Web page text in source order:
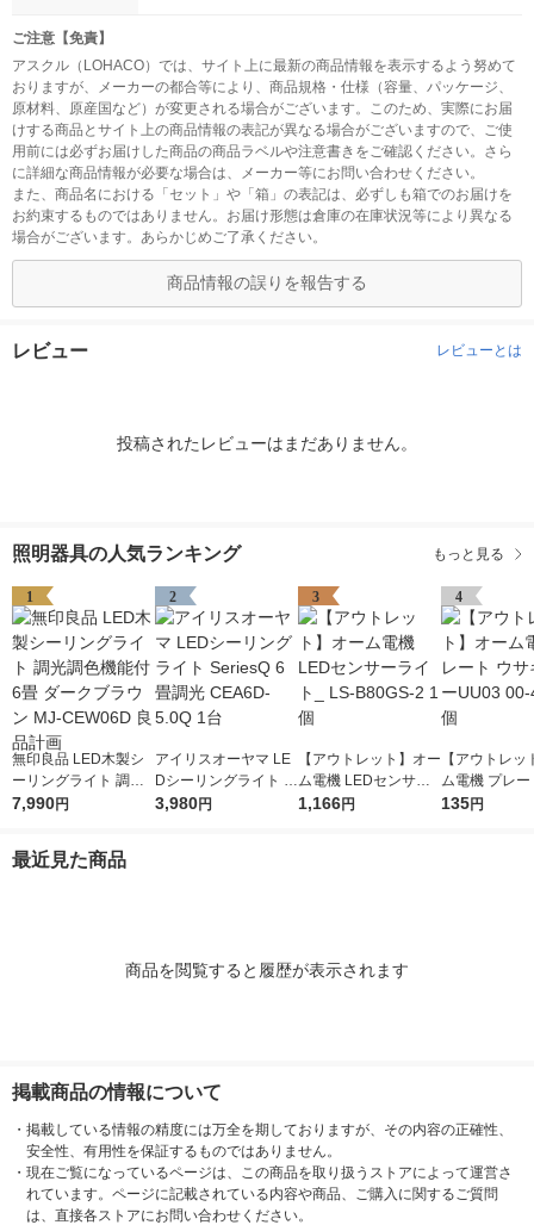
ご注意【免責】
アスクル（LOHACO）では、サイト上に最新の商品情報を表示するよう努めて
おりますが、メーカーの都合等により、商品規格・仕様（容量、パッケージ、
原材料、原産国など）が変更される場合がございます。このため、実際にお届
けする商品とサイト上の商品情報の表記が異なる場合がございますので、ご使
用前には必ずお届けした商品の商品ラベルや注意書きをご確認ください。さら
に詳細な商品情報が必要な場合は、メーカー等にお問い合わせください。
また、商品名における「セット」や「箱」の表記は、必ずしも箱でのお届けを
お約束するものではありません。お届け形態は倉庫の在庫状況等により異なる
場合がございます。あらかじめご了承ください。
商品情報の誤りを報告する
レビュー レビューとは
投稿されたレビューはまだありません。
照明器具の人気ランキング もっと見る
1
無印良品 LED木製シ
ーリングライト 調光
調色機能付 6畳 ダー
7,990円
2
アイリスオーヤマ LE
Dシーリングライト S
eriesQ 6畳調光 CEA6
3,980円
3
【アウトレット】オー
ム電機 LEDセンサー
ライト_ LS-B80GS-2
1,166円
4
【アウトレッ
ム電機 プレー
ギ3 HSー
135円
最近見た商品
商品を閲覧すると履歴が表示されます
掲載商品の情報について
・ 掲載している情報の精度には万全を期しておりますが、その内容の正確性、
安全性、有用性を保証するものではありません。
・ 現在ご覧になっているページは、この商品を取り扱うストアによって運営さ
れています。ページに記載されている内容や商品、ご購入に関するご質問
は、直接各ストアにお問い合わせください。